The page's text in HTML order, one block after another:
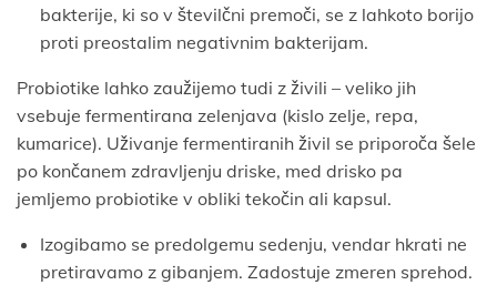
bakterije, ki so v številčni premoči, se z lahkoto borijo
proti preostalim negativnim bakterijam.
Probiotike lahko zaužijemo tudi z živili – veliko jih
vsebuje fermentirana zelenjava (kislo zelje, repa,
kumarice). Uživanje fermentiranih živil se priporoča šele
po končanem zdravljenju driske, med drisko pa
jemljemo probiotike v obliki tekočin ali kapsul.
Izogibamo se predolgemu sedenju, vendar hkrati ne
pretiravamo z gibanjem. Zadostuje zmeren sprehod.